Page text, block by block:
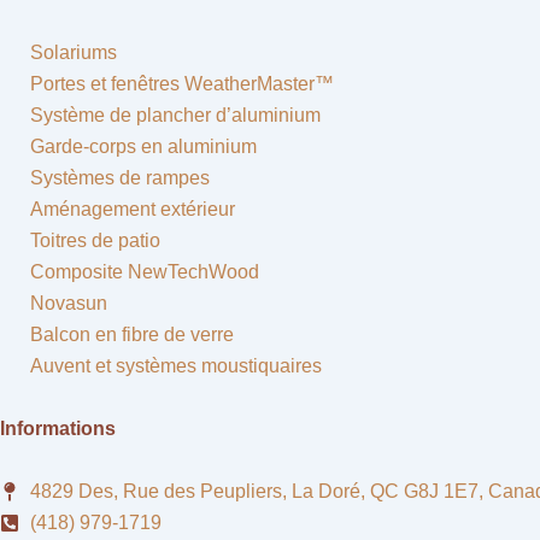
Solariums
Portes et fenêtres WeatherMaster™
Système de plancher d’aluminium
Garde-corps en aluminium
Systèmes de rampes
Aménagement extérieur
Toitres de patio
Composite NewTechWood
Novasun
Balcon en fibre de verre
Auvent et systèmes moustiquaires
Informations
4829 Des, Rue des Peupliers, La Doré, QC G8J 1E7,
(418) 979-1719